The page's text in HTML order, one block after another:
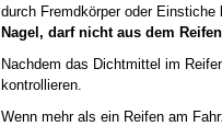
durch Fremdkörper oder Einstiche
Nagel, darf nicht aus dem
Nachdem das Dichtmittel im
kontrollieren.
Wenn mehr als ein Reifen am